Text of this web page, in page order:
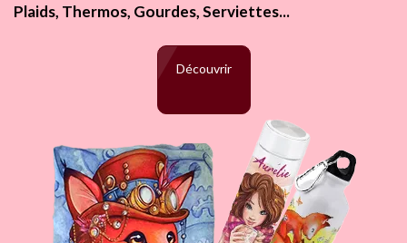
Plaids, Thermos, Gourdes, Serviettes...
Découvrir